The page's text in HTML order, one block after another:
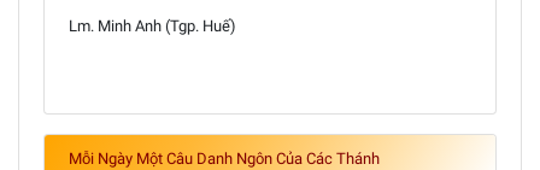
Lm. Minh Anh (Tgp. Huế)
Mỗi Ngày Một Câu Danh Ngôn Của Các Thánh